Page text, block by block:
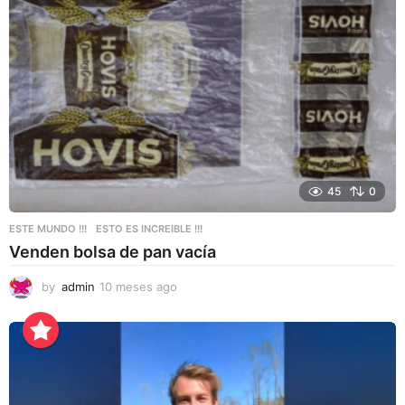
a
g
o
45 0
ESTE MUNDO !!! ,ESTO ES INCREIBLE !!!
Venden bolsa de pan vacía
by admin 10 meses ago
m
e